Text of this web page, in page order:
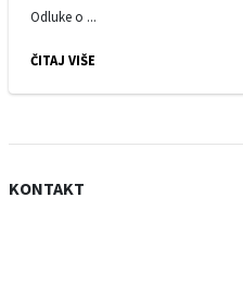
Odluke o ...
ČITAJ VIŠE
KONTAKT